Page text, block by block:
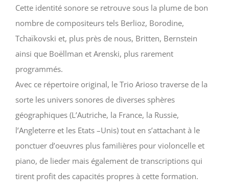
Cette identité sonore se retrouve sous la plume de bon
nombre de compositeurs tels Berlioz, Borodine,
Tchaïkovski et, plus près de nous, Britten, Bernstein
ainsi que Boëllman et Arenski, plus rarement
programmés.
Avec ce répertoire original, le Trio Arioso traverse de la
sorte les univers sonores de diverses sphères
géographiques (L’Autriche, la France, la Russie,
l’Angleterre et les Etats –Unis) tout en s’attachant à le
ponctuer d’oeuvres plus familières pour violoncelle et
piano, de lieder mais également de transcriptions qui
tirent profit des capacités propres à cette formation.